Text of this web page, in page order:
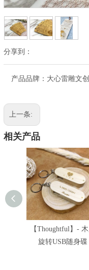
分享到：
产品品牌： 大心雷雕文创
上一条:
相关产品
【Thoughtful】-
旋转USB随身碟